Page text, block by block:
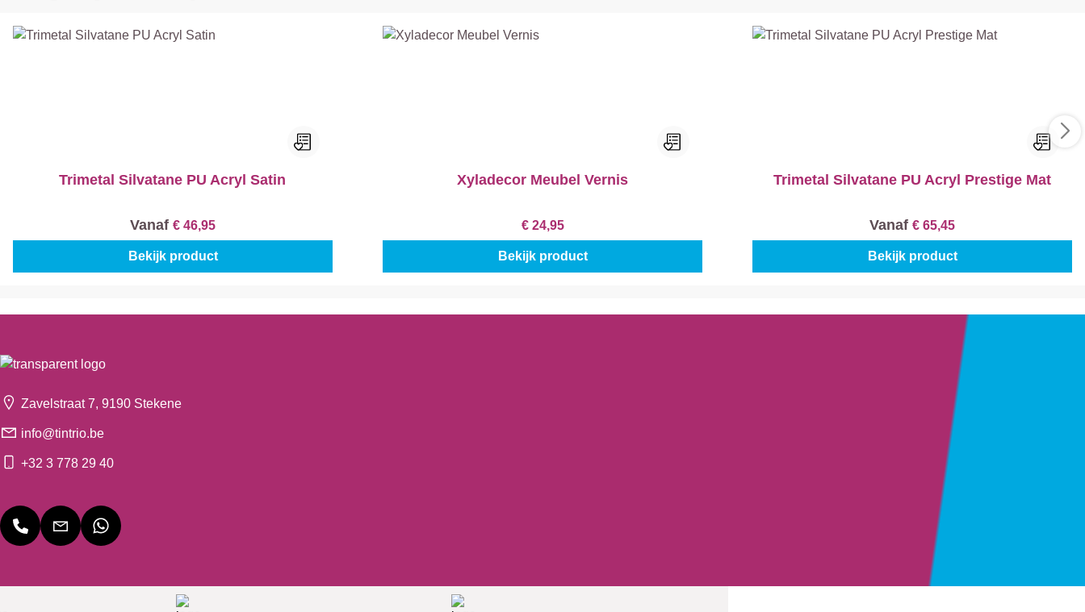
Trimetal Silvatane PU Acryl Satin
Vanaf € 46,95
Bekijk product
Xyladecor Meubel Vernis
€ 24,95
Bekijk product
Trimetal Silvatane PU Acryl Prestige Mat
Vanaf € 65,45
Bekijk product
Zavelstraat 7, 9190 Stekene
info@tintrio.be
+32 3 778 29 40